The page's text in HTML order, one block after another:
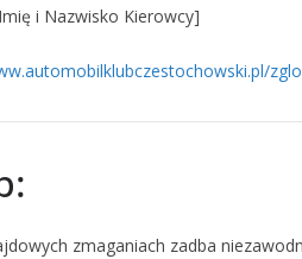
i Nazwisko Kierowcy]
zmaganiach zadba